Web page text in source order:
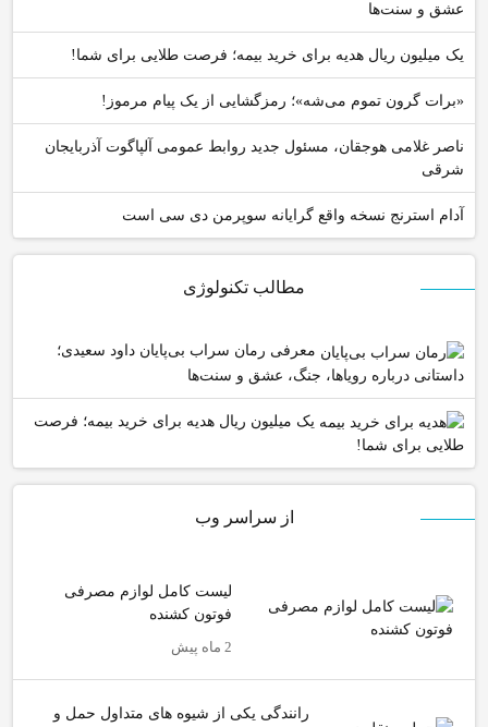
مطالب تکنولوژی
معرفی رمان سراب بی‌پایان داود سعیدی؛
داستانی درباره رویاها، جنگ، عشق و سنت‌ها
یک میلیون ریال هدیه برای خرید بیمه؛ فرصت
طلایی برای شما!
از سراسر وب
لیست کامل لوازم مصرفی
فوتون کشنده
2 ماه پیش
رانندگی یکی از شیوه های متداول حمل و
عشق و سنت‌ها
یک میلیون ریال هدیه برای خرید بیمه؛ فرصت طلایی برای شما!
«برات گرون تموم می‌شه»؛ رمزگشایی از یک پیام مرموز!
ناصر غلامی هوجقان، مسئول جدید روابط عمومی آلپاگوت آذربایجان
شرقی
آدام استرنج نسخه واقع گرایانه سوپرمن دی سی است